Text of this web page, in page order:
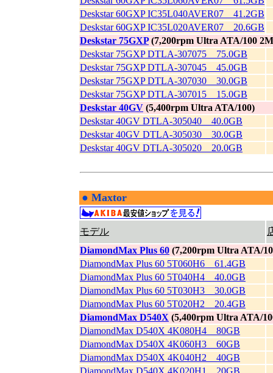
Deskstar 60GXP IC35L040AVER07 41.2GB
Deskstar 60GXP IC35L020AVER07 20.6GB
Deskstar 75GXP(7,200rpm Ultra ATA/100
Deskstar 75GXP DTLA-307075 75.0GB
Deskstar 75GXP DTLA-307045 45.0GB
Deskstar 75GXP DTLA-307030 30.0GB
Deskstar 75GXP DTLA-307015 15.0GB
Deskstar 40GV (5,400rpm Ultra ATA/100)
Deskstar 40GV DTLA-305040 40.0GB
Deskstar 40GV DTLA-305030 30.0GB
Deskstar 40GV DTLA-305020 20.0GB
● Maxtor
モデル
DiamondMax Plus 60 (7,200rpm Ultra ATA/
DiamondMax Plus 60 5T060H6 61.4GB
DiamondMax Plus 60 5T040H4 40.0GB
DiamondMax Plus 60 5T030H3 30.0GB
DiamondMax Plus 60 5T020H2 20.4GB
DiamondMax D540X (5,400rpm Ultra ATA/
DiamondMax D540X 4K080H4 80GB
DiamondMax D540X 4K060H3 60GB
DiamondMax D540X 4K040H2 40GB
DiamondMax D540X 4K020H1 20GB